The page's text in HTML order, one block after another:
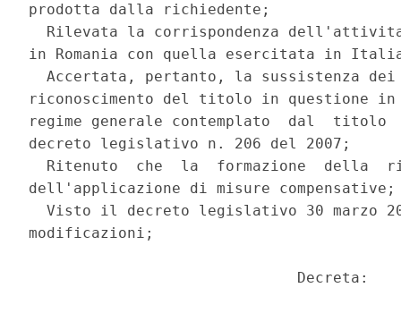
prodotta dalla richiedente;
Rilevata la corrispondenza
in Romania con quella esercitata in
Accertata, pertanto, la sussistenza
riconoscimento del titolo in questione
regime generale contemplato  dal
decreto legislativo n. 206 del 2007;
Ritenuto  che  la  formazione  della
dell'applicazione di misure
Visto il decreto legislativo 30 marzo
modificazioni;
                              Decreta: